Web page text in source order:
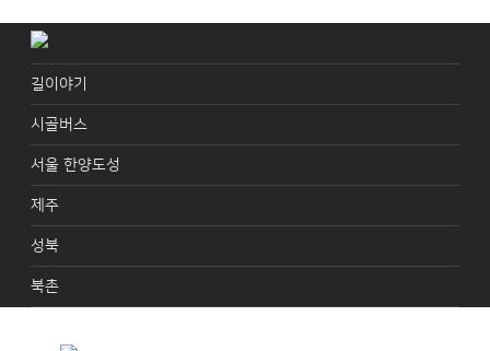
길이야기
시골버스
서울 한양도성
제주
성북
북촌